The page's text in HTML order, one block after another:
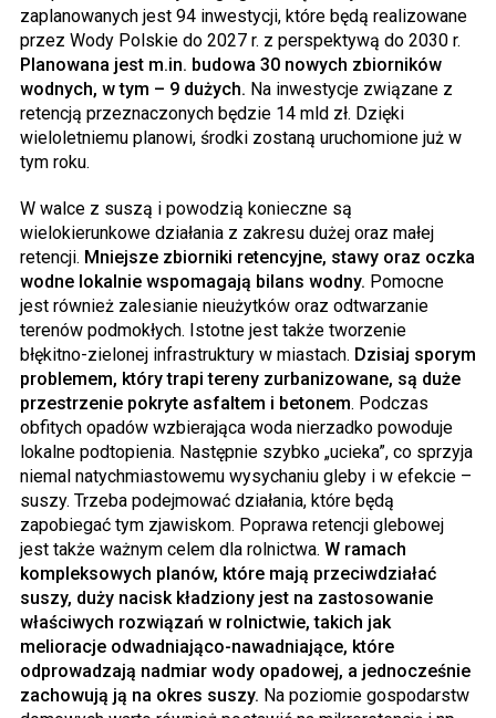
zaplanowanych jest 94 inwestycji, które będą realizowane
przez Wody Polskie do 2027 r. z perspektywą do 2030 r.
Planowana jest m.in. budowa 30 nowych zbiorników
wodnych, w tym – 9 dużych. Na inwestycje związane z
retencją przeznaczonych będzie 14 mld zł. Dzięki
wieloletniemu planowi, środki zostaną uruchomione już w
tym roku.
W walce z suszą i powodzią konieczne są
wielokierunkowe działania z zakresu dużej oraz małej
retencji. Mniejsze zbiorniki retencyjne, stawy oraz oczka
wodne lokalnie wspomagają bilans wodny. Pomocne
jest również zalesianie nieużytków oraz odtwarzanie
terenów podmokłych. Istotne jest także tworzenie
błękitno-zielonej infrastruktury w miastach. Dzisiaj sporym
problemem, który trapi tereny zurbanizowane, są duże
przestrzenie pokryte asfaltem i betonem. Podczas
obfitych opadów wzbierająca woda nierzadko powoduje
lokalne podtopienia. Następnie szybko „ucieka”, co sprzyja
niemal natychmiastowemu wysychaniu gleby i w efekcie –
suszy. Trzeba podejmować działania, które będą
zapobiegać tym zjawiskom. Poprawa retencji glebowej
jest także ważnym celem dla rolnictwa. W ramach
kompleksowych planów, które mają przeciwdziałać
suszy, duży nacisk kładziony jest na zastosowanie
właściwych rozwiązań w rolnictwie, takich jak
melioracje odwadniająco-nawadniające, które
odprowadzają nadmiar wody opadowej, a jednocześnie
zachowują ją na okres suszy. Na poziomie gospodarstw